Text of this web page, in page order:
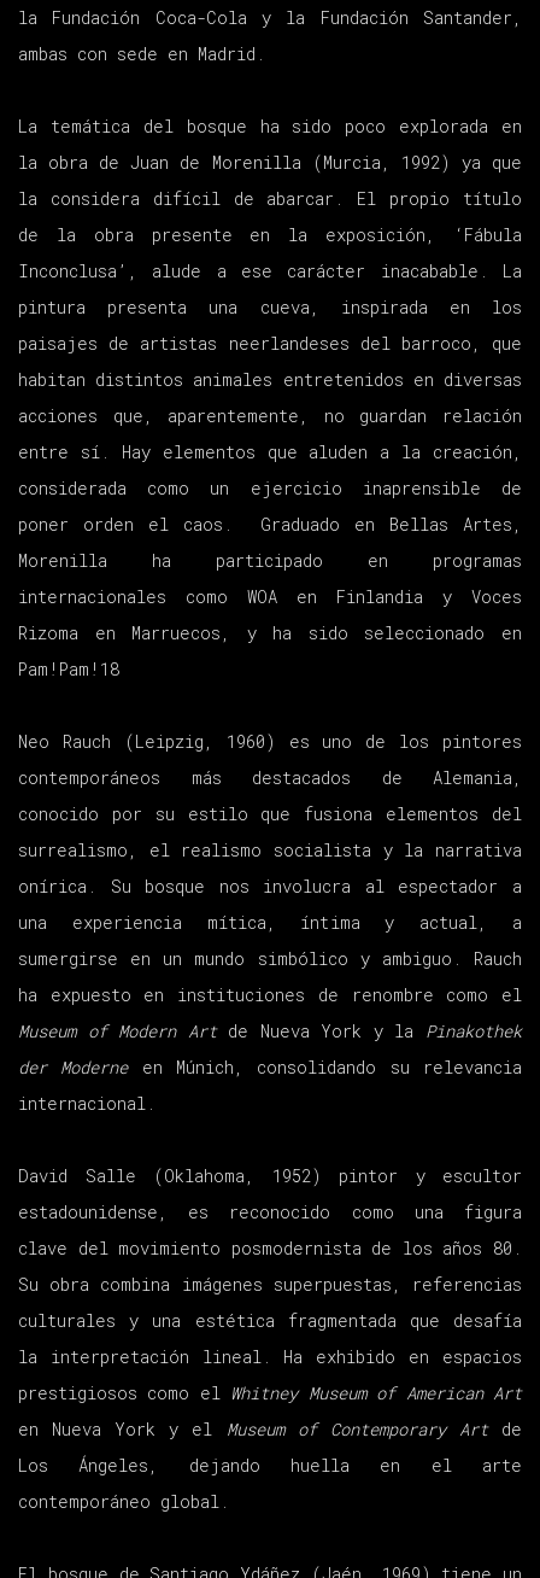
la Fundación Coca-Cola y la Fundación Santander,
ambas con sede en Madrid.
La temática del bosque ha sido poco explorada en
la obra de Juan de Morenilla (Murcia, 1992) ya que
la considera difícil de abarcar. El propio título
de la obra presente en la exposición, ‘Fábula
Inconclusa’, alude a ese carácter inacabable. La
pintura presenta una cueva, inspirada en los
paisajes de artistas neerlandeses del barroco, que
habitan distintos animales entretenidos en diversas
acciones que, aparentemente, no guardan relación
entre sí. Hay elementos que aluden a la creación,
considerada como un ejercicio inaprensible de
poner orden el caos. Graduado en Bellas Artes,
Morenilla ha participado en programas
internacionales como WOA en Finlandia y Voces
Rizoma en Marruecos, y ha sido seleccionado en
Pam!Pam!18
Neo Rauch (Leipzig, 1960) es uno de los pintores
contemporáneos más destacados de Alemania,
conocido por su estilo que fusiona elementos del
surrealismo, el realismo socialista y la narrativa
onírica. Su bosque nos involucra al espectador a
una experiencia mítica, íntima y actual, a
sumergirse en un mundo simbólico y ambiguo. Rauch
ha expuesto en instituciones de renombre como el
Museum of Modern Artde Nueva York y la Pinakothek
der Moderneen Múnich, consolidando su relevancia
internacional.
David Salle (Oklahoma, 1952) pintor y escultor
estadounidense, es reconocido como una figura
clave del movimiento posmodernista de los años 80.
Su obra combina imágenes superpuestas, referencias
culturales y una estética fragmentada que desafía
la interpretación lineal. Ha exhibido en espacios
prestigiosos como el Whitney Museum of American Art
en Nueva York y el Museum of Contemporary Artde
Los Ángeles, dejando huella en el arte
contemporáneo global.